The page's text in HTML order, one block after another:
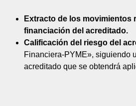
Extracto de los movimientos
financiación del acreditado.
Calificación del riesgo del
Financiera-PYME», siguiendo
acreditado que se obtendrá